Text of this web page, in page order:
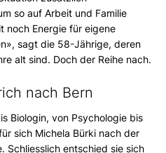
so auf Arbeit und Familie
noch Energie für eigene
sagt die 58-Jährige, deren
alt sind. Doch der Reihe nach.
nach Bern
Biologin, von Psychologie bis
sich Michela Bürki nach der
Schliesslich entschied sie sich